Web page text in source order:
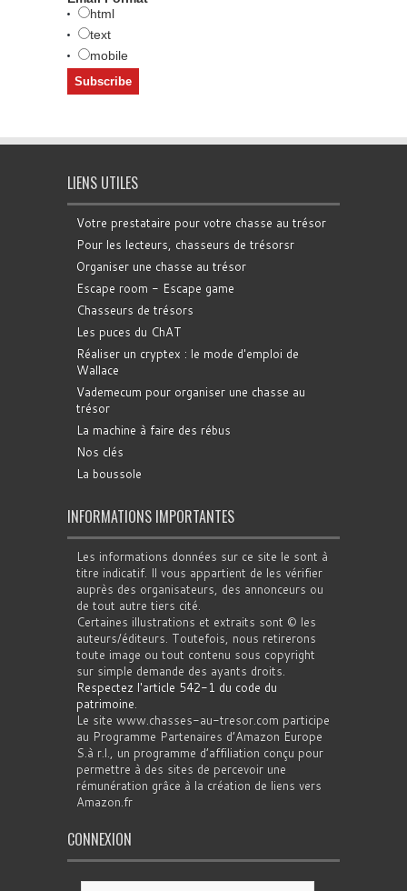
html
text
mobile
LIENS UTILES
Votre prestataire pour votre chasse au trésor
Pour les lecteurs, chasseurs de trésorsr
Organiser une chasse au trésor
Escape room - Escape game
Chasseurs de trésors
Les puces du ChAT
Réaliser un cryptex : le mode d'emploi de
Wallace
Vademecum pour organiser une chasse au
trésor
La machine à faire des rébus
Nos clés
La boussole
INFORMATIONS IMPORTANTES
Les informations données sur ce site le sont à
titre indicatif. Il vous appartient de les vérifier
auprès des organisateurs, des annonceurs ou
de tout autre tiers cité.
Certaines illustrations et extraits sont © les
auteurs/éditeurs. Toutefois, nous retirerons
toute image ou tout contenu sous copyright
sur simple demande des ayants droits.
Respectez l'article 542-1 du code du
patrimoine.
Le site www.chasses-au-tresor.com participe
au Programme Partenaires d’Amazon Europe
S.à r.l., un programme d’affiliation conçu pour
permettre à des sites de percevoir une
rémunération grâce à la création de liens vers
Amazon.fr
CONNEXION